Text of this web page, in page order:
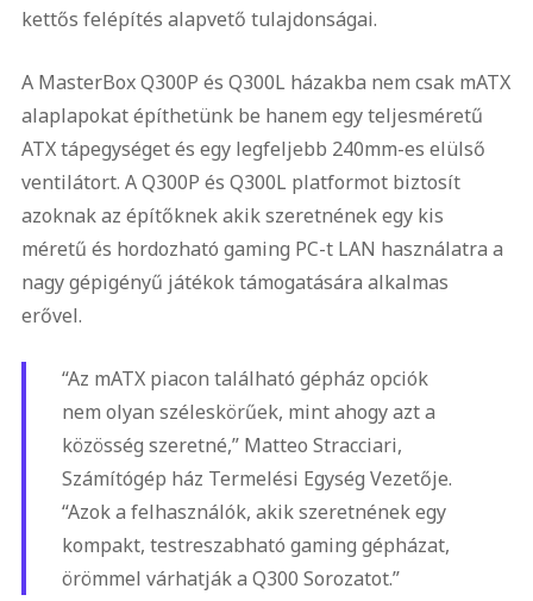
kettős felépítés alapvető tulajdonságai.
A MasterBox Q300P és Q300L házakba nem csak mATX
alaplapokat építhetünk be hanem egy teljesméretű
ATX tápegységet és egy legfeljebb 240mm-es elülső
ventilátort. A Q300P és Q300L platformot biztosít
azoknak az építőknek akik szeretnének egy kis
méretű és hordozható gaming PC-t LAN használatra a
nagy gépigényű játékok támogatására alkalmas
erővel.
“Az mATX piacon található gépház opciók
nem olyan széleskörűek, mint ahogy azt a
közösség szeretné,” Matteo Stracciari,
Számítógép ház Termelési Egység Vezetője.
“Azok a felhasználók, akik szeretnének egy
kompakt, testreszabható gaming gépházat,
örömmel várhatják a Q300 Sorozatot.”